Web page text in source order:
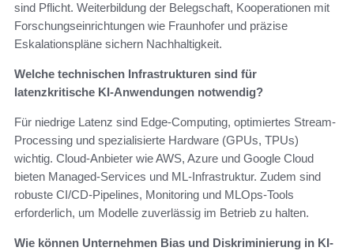
sind Pflicht. Weiterbildung der Belegschaft, Kooperationen mit
Forschungseinrichtungen wie Fraunhofer und präzise
Eskalationspläne sichern Nachhaltigkeit.
Welche technischen Infrastrukturen sind für
latenzkritische KI-Anwendungen notwendig?
Für niedrige Latenz sind Edge-Computing, optimiertes Stream-
Processing und spezialisierte Hardware (GPUs, TPUs)
wichtig. Cloud-Anbieter wie AWS, Azure und Google Cloud
bieten Managed-Services und ML-Infrastruktur. Zudem sind
robuste CI/CD-Pipelines, Monitoring und MLOps-Tools
erforderlich, um Modelle zuverlässig im Betrieb zu halten.
Wie können Unternehmen Bias und Diskriminierung in KI-